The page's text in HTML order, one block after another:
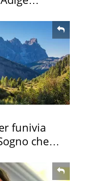
funivia
che si